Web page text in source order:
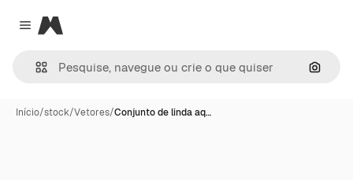
Close menu
Magnific
Início/stock/Vetores/Conjunto de linda aq…